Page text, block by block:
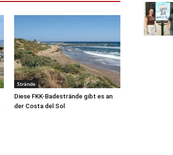
Strände
Diese FKK-Badestrände gibt es an
der Costa del Sol